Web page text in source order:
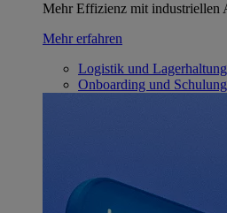
Mehr Effizienz mit industriellen
Mehr erfahren
Logistik und Lagerhaltung
Onboarding und